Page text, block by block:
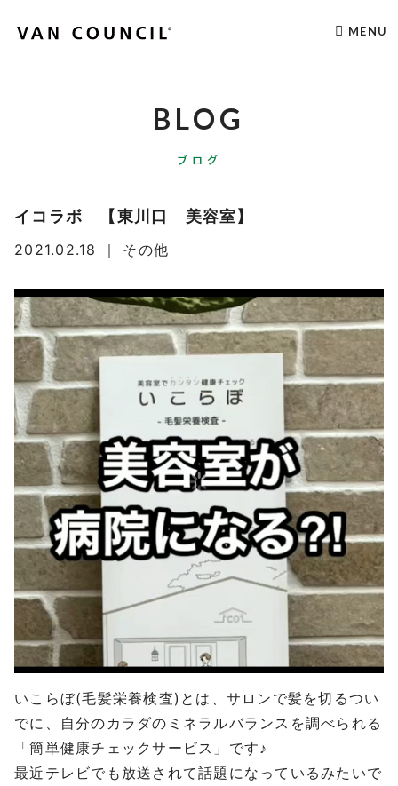
MENU
BLOG
ブログ
イコラボ 【東川口 美容室】
2021.02.18 ｜ その他
いこらぼ(毛髪栄養検査)とは、サロンで髪を切るつい
でに、自分のカラダのミネラルバランスを調べられる
「簡単健康チェックサービス」です♪
最近テレビでも放送されて話題になっているみたいで